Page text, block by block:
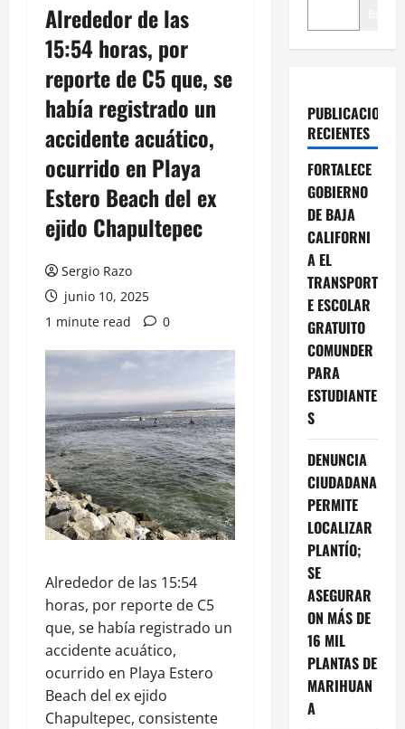
Alrededor de las
15:54 horas, por
reporte de C5 que, se
había registrado un
accidente acuático,
ocurrido en Playa
Estero Beach del ex
ejido Chapultepec
Sergio Razo
junio 10, 2025
1 minute read
0
Alrededor de las 15:54
horas, por reporte de C5
que, se había registrado un
accidente acuático,
ocurrido en Playa Estero
Beach del ex ejido
Chapultepec, consistente
PUBLICACIONES
RECIENTES
FORTALECE
GOBIERNO
DE BAJA
CALIFORNI
A EL
TRANSPORT
E ESCOLAR
GRATUITO
COMUNDER
PARA
ESTUDIANTE
S
DENUNCIA
CIUDADANA
PERMITE
LOCALIZAR
PLANTÍO;
SE
ASEGURAR
ON MÁS DE
16 MIL
PLANTAS DE
MARIHUAN
A